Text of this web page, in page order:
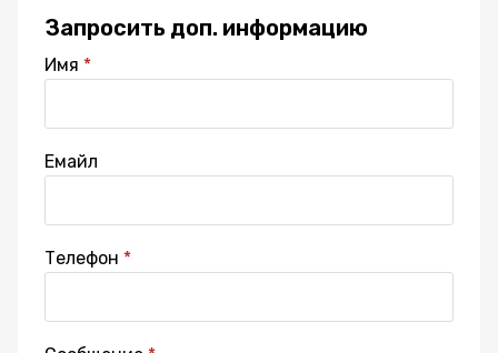
Запросить доп. информацию
Имя
Емайл
Телефон